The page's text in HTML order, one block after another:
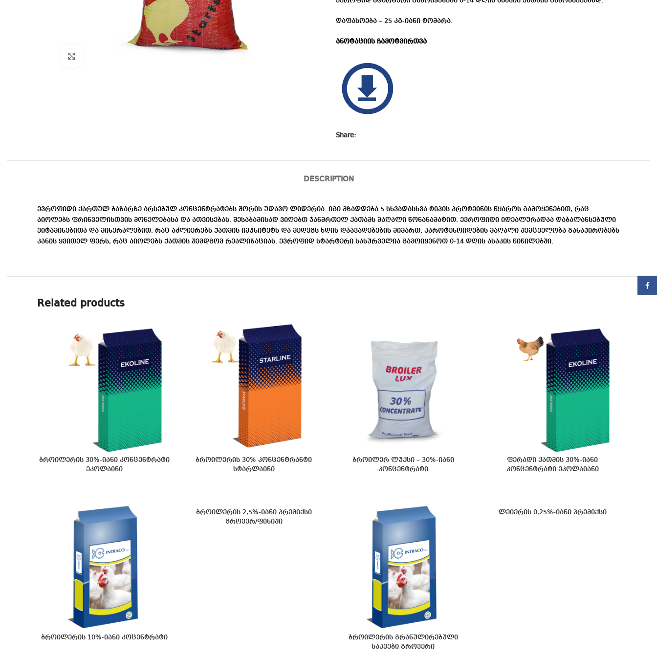
დაფასოება – 25 კგ-იანი ტომარა.
ანოტაციის ჩამოტვირთვა
Share:
DESCRIPTION
ევროფიდი ქართულ ბაზარზე არსებულ კონცენტრატებს შორის უდავო ლიდერია. იგი მზადდება 5 სხვადასხვა ტიპის პროტეინის წყაროს გამოყენებით, რაც
აიოლებს ფრინველისთვის მონელებასა და ათვისებას. შესაბამისად ვიღებთ ჯანმრთელ ქათამს მაღალი წონანამატით. ევროფიდი იდეალურადაა დაბალანსებული
ვიტამინებითა და მინერალებით, რაც აძლიერებს ქათმის იმუნიტეტს და მედეგს ხდის დაავადებების მიმართ. კაროტენოიდების მაღალი შემცველობა განაპირობებს
კანის ყვითელ ფერს, რაც აიოლებს ქათმის შემდგომ რეალიზაციას. ევროფიდ სტარტერი სასურველია გამოიყენოთ 0-14 დღის ასაკის წიწილებში.
Related products
ბროილერის 30%-იანი კონცენტრატი
ეკოლაინი
ბროილერის 30% კონცენტრანტი
სტარლაინი
ბროილერ ლუქსი – 30%-იანი
კონცენტრატი
ფერადი ქათმის 30%-იანი
კონცენტრატი ეკოლაიანი
ბროილერის 10%-იანი კოცენტრატი
ბროილერის 2,5%-იანი პრემიქსი
გროვერ/ფინიში
ბროილერის გრანულირებული
საკვები გროვერი
ლეიერის 0,25%-იანი პრემიქსი